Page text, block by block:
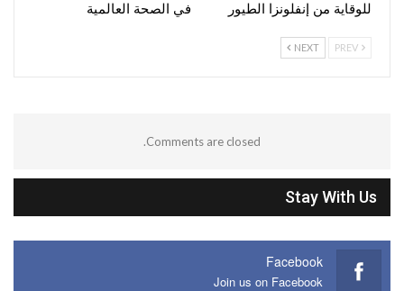
للوقاية من إنفلونزا الطيور
في الصحة العالمية
NEXT
Comments are closed.
Stay With Us
Facebook
Join us on Facebook